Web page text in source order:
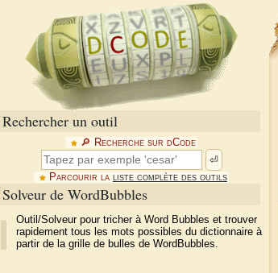
Rechercher un outil
🔎︎ Recherche sur dCode
⏎
Parcourir la liste complète des outils
Solveur de WordBubbles
Outil/Solveur pour tricher à Word Bubbles et trouver
rapidement tous les mots possibles du dictionnaire à
partir de la grille de bulles de WordBubbles.